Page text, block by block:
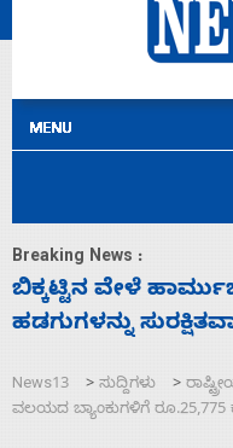
Breaking News :
ನಾಗೇಂದ್ರ ರಾಜೀನಾಮೆ
ಬಿಡೆವು: ಛಲವಾದಿ
News13 > ಸುದ್ದಿಗಳು >
ವಲಯದ ಬ್ಯಾಂಕುಗಳಿಗೆ